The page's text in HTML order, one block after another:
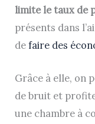
limite le taux de
présents dans
defaire des
Grâce à elle, on
de bruit et
une chambre à